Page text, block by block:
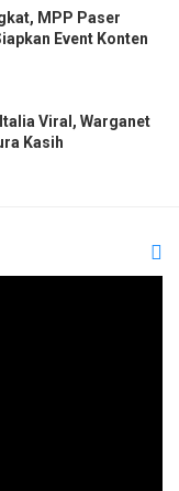
MPP Paser
Event Konten
Viral, Warganet
Kasih